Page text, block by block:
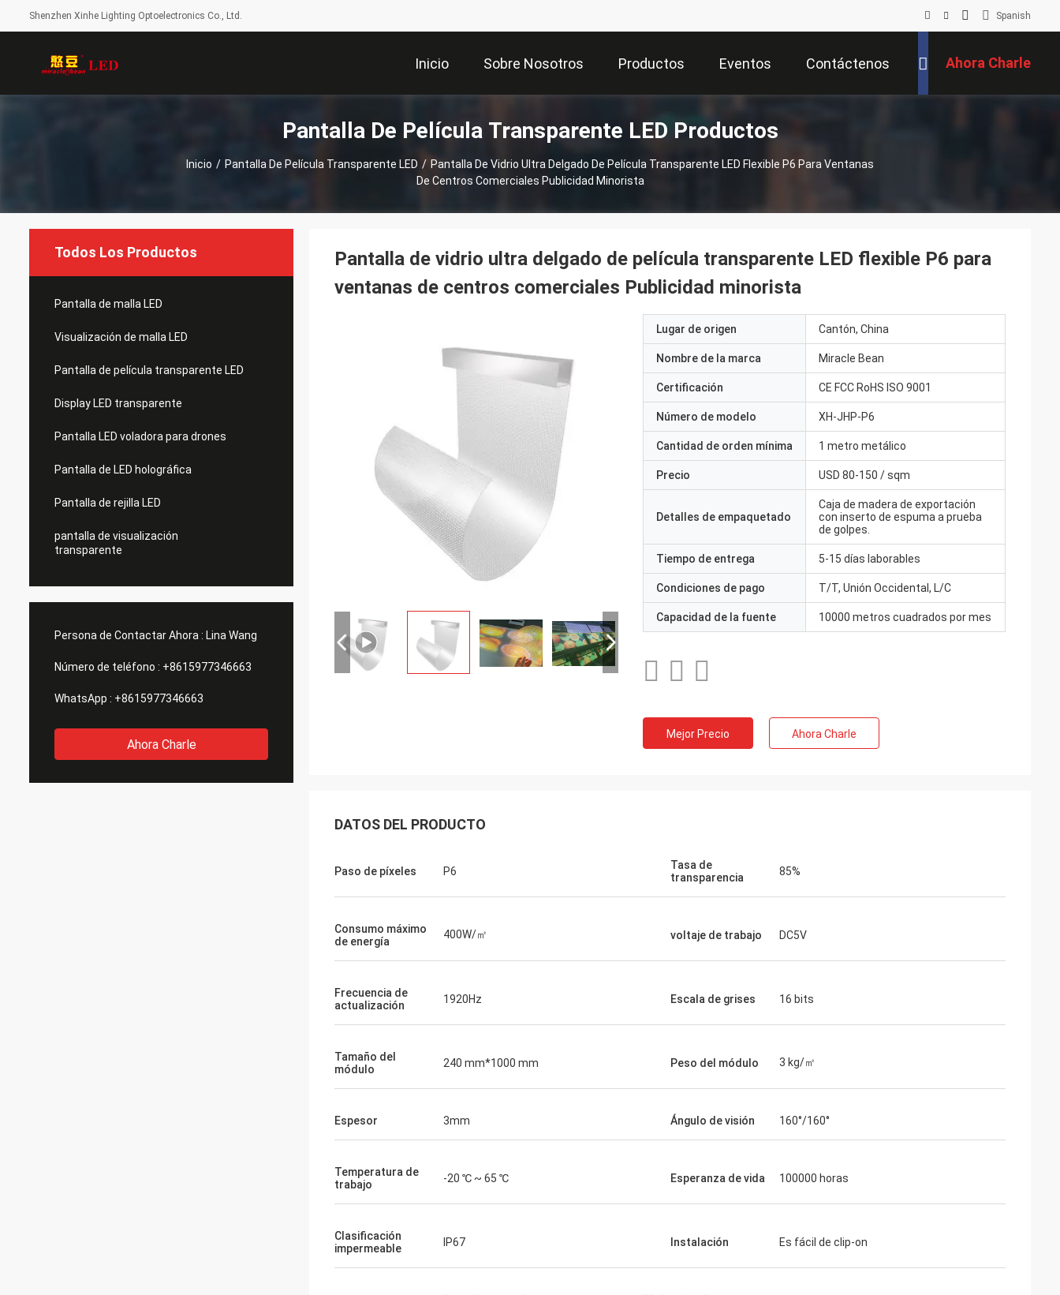
Shenzhen Xinhe Lighting Optoelectronics Co., Ltd. Spanish
Inicio Sobre Nosotros Productos Eventos Contáctenos Ahora Charle
Pantalla De Película Transparente LED Productos
Inicio / Pantalla De Película Transparente LED / Pantalla De Vidrio Ultra Delgado De Película Transparente LED Flexible P6 Para Ventanas
De Centros Comerciales Publicidad Minorista
Todos Los Productos
Pantalla de malla LED
Visualización de malla LED
Pantalla de película transparente LED
Display LED transparente
Pantalla LED voladora para drones
Pantalla de LED holográfica
Pantalla de rejilla LED
pantalla de visualización
transparente
Persona de Contactar Ahora : Lina Wang
Número de teléfono : +8615977346663
WhatsApp : +8615977346663
Ahora Charle
Pantalla de vidrio ultra delgado de película transparente LED flexible P6 para
ventanas de centros comerciales Publicidad minorista
Lugar de origen Cantón, China
Nombre de la marca Miracle Bean
Certificación CE FCC RoHS ISO 9001
Número de modelo XH-JHP-P6
Cantidad de orden mínima 1 metro metálico
Precio USD 80-150 / sqm
Detalles de empaquetado
Caja de madera de exportación
con inserto de espuma a prueba
de golpes.
Tiempo de entrega 5-15 días laborables
Condiciones de pago T/T, Unión Occidental, L/C
Capacidad de la fuente 10000 metros cuadrados por mes
Mejor Precio Ahora Charle
DATOS DEL PRODUCTO
Paso de píxeles P6
Tasa de
transparencia
85%
Consumo máximo
de energía
400W/㎡ voltaje de trabajo DC5V
Frecuencia de
actualización
1920Hz Escala de grises 16 bits
Tamaño del
módulo
240 mm*1000 mm Peso del módulo 3 kg/㎡
Espesor 3mm Ángulo de visión 160°/160°
Temperatura de
trabajo
-20 ℃ ~ 65 ℃ Esperanza de vida 100000 horas
Clasificación
impermeable
IP67 Instalación Es fácil de clip-on